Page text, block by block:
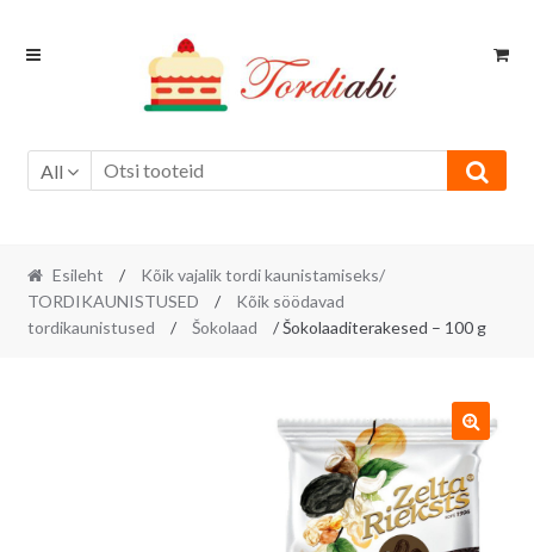
Skip
Skip
All
Esileht /
Kõik vajalik tordi kaunistamiseks/
TORDIKAUNISTUSED
/
Kõik söödavad
tordikaunistused
/ Šokolaad / Šokolaaditerakesed – 100 g